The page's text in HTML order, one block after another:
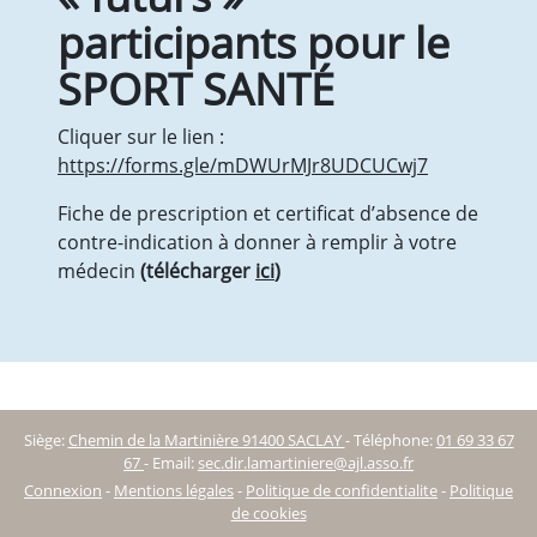
Documents pour tous
Documents professionnels
Fiches pratiques
Partenaires de travail
Nous contacter
Recrutements
Actualités
Contact
participants pour le
SPORT SANTÉ
Cliquer sur le lien :
https://forms.gle/mDWUrMJr8UDCUCwj7
Fiche de prescription et certificat d’absence de
contre-indication à donner à remplir à votre
médecin (télécharger ici)
Siège: Chemin de la Martinière 91400 SACLAY-Téléphone:01 69 33 67
67- Email: sec.dir.lamartiniere@ajl.asso.fr
Connexion - Mentions légales- Politique de confidentialite- Politique
de cookies